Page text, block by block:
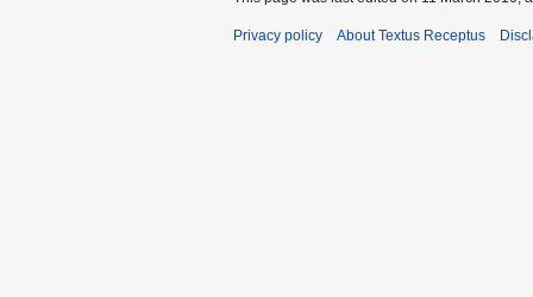
Privacy policy About Textus Receptus